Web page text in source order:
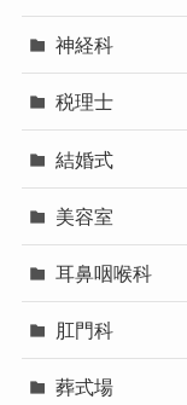
神経科
税理士
結婚式
美容室
耳鼻咽喉科
肛門科
葬式場